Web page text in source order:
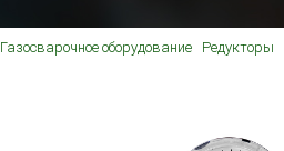
Газосварочное оборудование Редукторы